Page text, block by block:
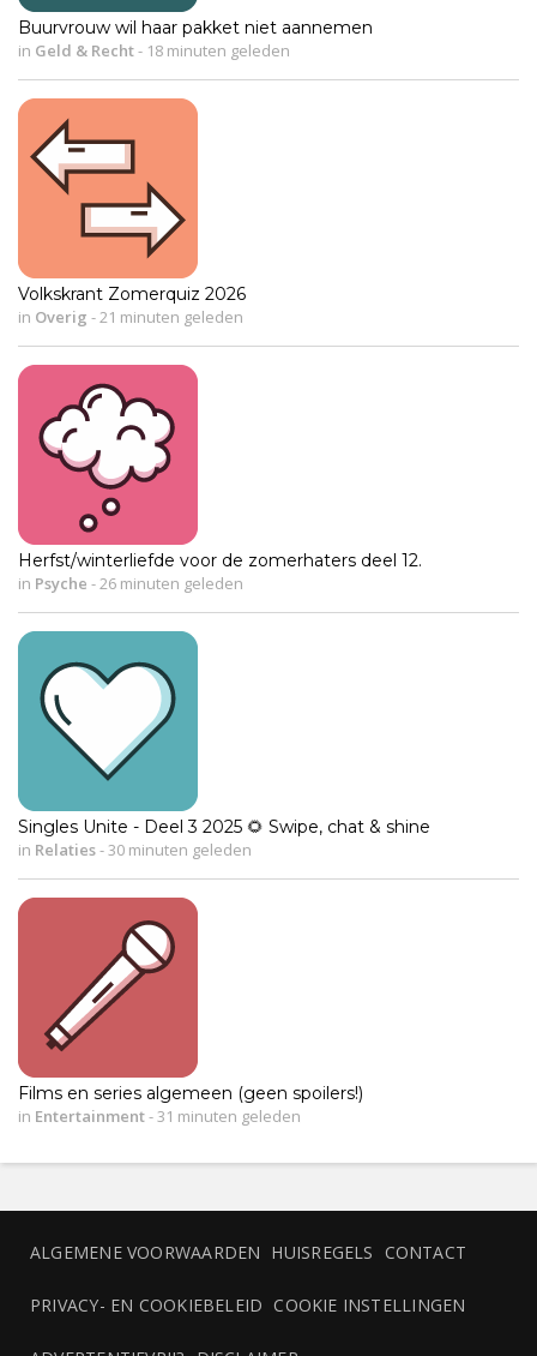
Buurvrouw wil haar pakket niet aannemen
in Geld & Recht- 18 minuten geleden
Volkskrant Zomerquiz 2026
in Overig -21 minuten geleden
Herfst/winterliefde voor de zomerhaters deel 12.
in Psyche -26 minuten geleden
Singles Unite - Deel 3 2025 🌻 Swipe, chat & shine
in Relaties-30 minuten geleden
Films en series algemeen (geen spoilers!)
in Entertainment-31 minuten geleden
ALGEMENE VOORWAARDEN HUISREGELS CONTACT
PRIVACY- EN COOKIEBELEID COOKIE INSTELLINGEN